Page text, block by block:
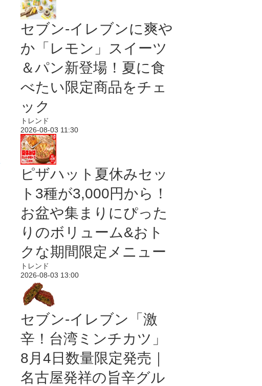
セブン‐イレブンに爽や
か「レモン」スイーツ
＆パン新登場！夏に食
べたい限定商品をチェ
ック
トレンド
2026-08-03 11:30
ピザハット夏休みセッ
ト3種が3,000円から！
お盆や集まりにぴった
りのボリューム&おト
クな期間限定メニュー
トレンド
2026-08-03 13:00
セブン-イレブン「激
辛！台湾ミンチカツ」
8月4日数量限定発売｜
名古屋発祥の旨辛グル